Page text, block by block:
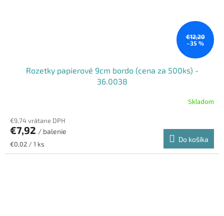
€12,20
–35 %
Rozetky papierové 9cm bordo (cena za 500ks) -
36.0038
Skladom
€9,74 vrátane DPH
€7,92 / balenie
Jednotková
cena:
€0,02 / 1 ks
Do košíka